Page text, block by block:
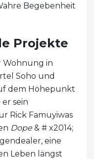
Begebenheit
Projekte
Wohnung in
Soho und
dem Höhepunkt
sein
Rick Famuyiwas
Dope& # x2014;
eine
Leben längst